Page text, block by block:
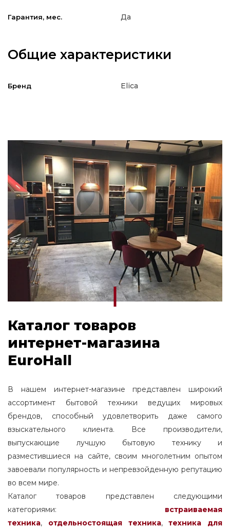
Гарантия, мес. Да
Общие характеристики
Бренд Elica
Каталог товаров
интернет-магазина
EuroHall
В нашем интернет-магазине представлен широкий
ассортимент бытовой техники ведущих мировых
брендов, способный удовлетворить даже самого
взыскательного клиента. Все производители,
выпускающие лучшую бытовую технику и
разместившиеся на сайте, своим многолетним опытом
завоевали популярность и непревзойденную репутацию
во всем мире.
Каталог товаров представлен следующими
категориями: встраиваемая
техника, отдельностоящаятехника,
техника для